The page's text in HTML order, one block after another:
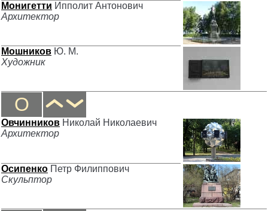
Монигетти Ипполит Антонович
Архитектор
Мошников Ю. М.
Художник
О
Овчинников Николай Николаевич
Архитектор
Осипенко Петр Филиппович
Скульптор